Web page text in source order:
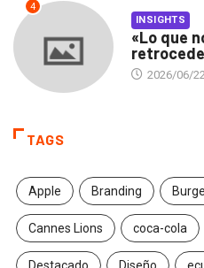
4
INSIGHTS
«Lo que
2026/06/
TAGS
Apple Branding
Cannes Lions coca-cola